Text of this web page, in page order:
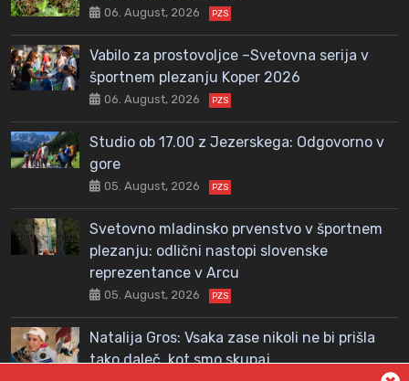
06. August, 2026 PZS
Vabilo za prostovoljce –Svetovna serija v
športnem plezanju Koper 2026
06. August, 2026 PZS
Studio ob 17.00 z Jezerskega: Odgovorno v
gore
05. August, 2026 PZS
Svetovno mladinsko prvenstvo v športnem
plezanju: odlični nastopi slovenske
reprezentance v Arcu
05. August, 2026 PZS
Natalija Gros: Vsaka zase nikoli ne bi prišla
tako daleč, kot smo skupaj